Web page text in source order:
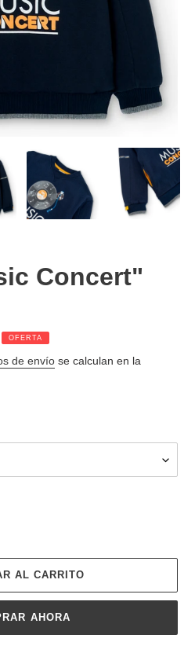
Concert"
OFERTA
de envío se calculan en la
AL CARRITO
AHORA